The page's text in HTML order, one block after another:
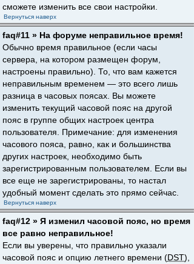
сможете изменить все свои настройки.
Вернуться наверх
faq#11 » На форуме неправильное время!
Обычно время правильное (если часы
сервера, на котором размещен форум,
настроены правильно). То, что вам кажется
неправильным временем — это всего лишь
разница в часовых поясах. Вы можете
изменить текущий часовой пояс на другой
пояс в группе общих настроек центра
пользователя. Примечание: для изменения
часового пояса, равно, как и большинства
других настроек, необходимо быть
зарегистрированным пользователем. Если вы
все еще не зарегистрированы, то настал
удобный момент сделать это прямо сейчас.
Вернуться наверх
faq#12 » Я изменил часовой пояс, но время
все равно неправильное!
Если вы уверены, что правильно указали
часовой пояс и опцию летнего времени (DST),